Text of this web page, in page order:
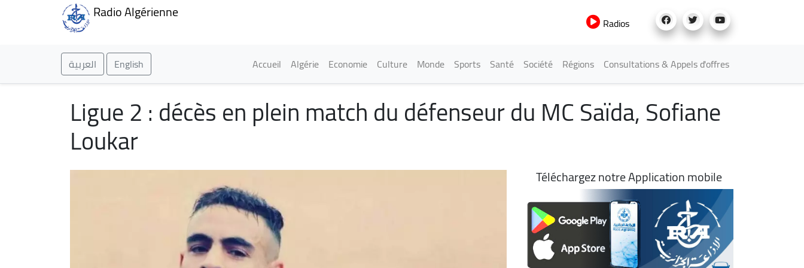
Radio Algérienne
Radios
العربية English Main navigation
Accueil Algérie Economie Culture Monde Sports Santé Société Régions Consultations & Appels d'offres
Ligue 2 : décès en plein match du défenseur du MC Saïda, Sofiane
Loukar
Téléchargez notre Application mobile